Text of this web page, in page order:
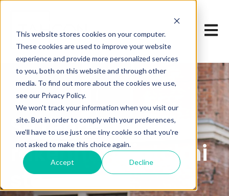
This website stores cookies on your computer.
These cookies are used to improve your website
experience and provide more personalized services
to you, both on this website and through other
media. To find out more about the cookies we use,
see our Privacy Policy.
We won't track your information when you visit our
site. But in order to comply with your preferences,
we'll have to use just one tiny cookie so that you're
not asked to make this choice again.
Accept Decline
Open
Se rennompi
rakennuttajatoimi
sto